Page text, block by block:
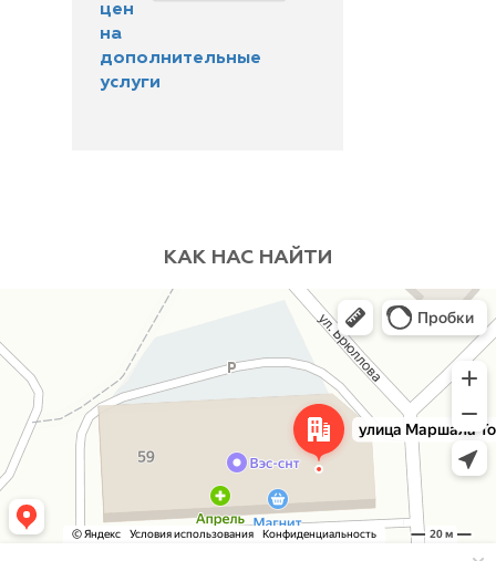
цен
на
дополнительные
услуги
КАК НАС НАЙТИ